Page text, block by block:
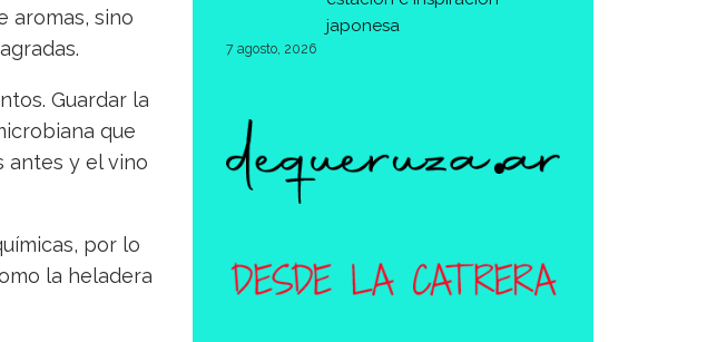
aromas, sino
Guardar la
que
antes y el vino
por lo
la heladera
japonesa
7 agosto, 2026